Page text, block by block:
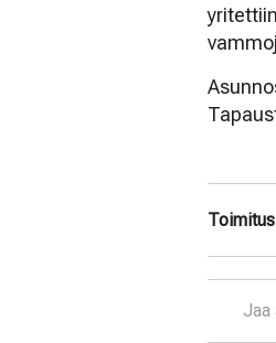
Toimitus
Jaa